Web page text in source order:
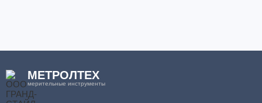
МЕТРОЛТЕХ
мерительные инструменты